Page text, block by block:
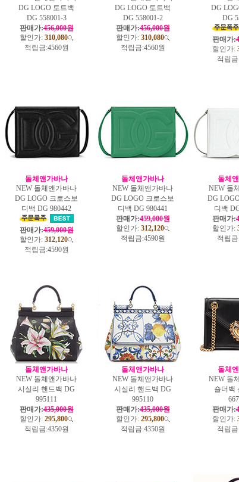
DG LOGO 토트백
DG 558001-3
판매가:456,000원
할인가: 310,080
적립금:4560원
DG LOGO 토트백
DG 558001-2
판매가:456,000원
할인가: 310,080
적립금:4560원
DG
DG
판매가:
할인가:
적립
돌체앤가바나
NEW 돌체앤가바나
DG LOGO 크로스보
디백 DG 980442
판매가:459,000원
할인가: 312,120
적립금:4590원
돌체앤가바나
NEW 돌체앤가바나
DG LOGO 크로스보
디백 DG 980441
판매가:459,000원
할인가: 312,120
적립금:4590원
돌체
NEW 돌
DG
디백
판매가:
할인가:
적립
돌체앤가바나
NEW 돌체앤가바나
시실리 핸드백 DG
995111
판매가:435,000원
할인가: 295,800
적립금:4350원
돌체앤가바나
NEW 돌체앤가바나
시실리 핸드백 DG
995110
판매가:435,000원
할인가: 295,800
적립금:4350원
돌체
NEW 돌
숄더백
판매가:
할인가:
적립